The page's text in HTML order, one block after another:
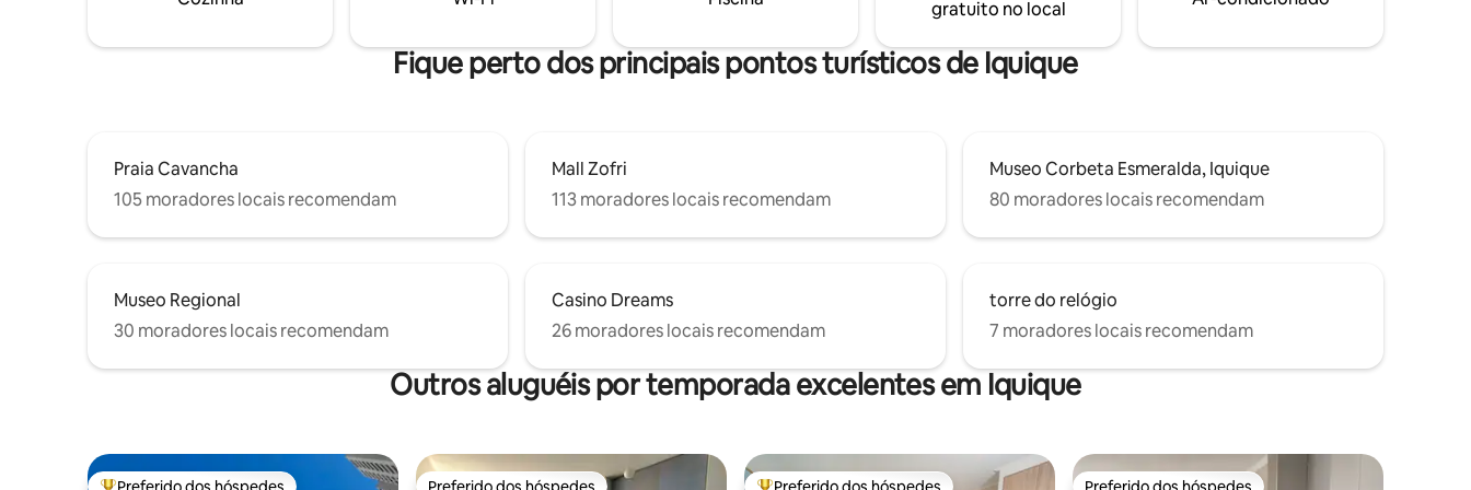
península e da praia de Cavancha.gratuito no local
Fique perto dos principais pontos turísticos de Iquique
Praia Cavancha
105 moradores locais recomendam
Mall Zofri
113 moradores locais recomendam
Museo Corbeta Esmeralda, Iquique
80 moradores locais recomendam
Museo Regional
30 moradores locais recomendam
Casino Dreams
26 moradores locais recomendam
torre do relógio
7 moradores locais recomendam
Outros aluguéis por temporada excelentes em Iquique